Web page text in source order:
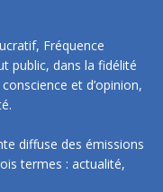
Fréquence
public, dans la fidélité
et d’opinion,
diffuse des émissions
termes : actualité,